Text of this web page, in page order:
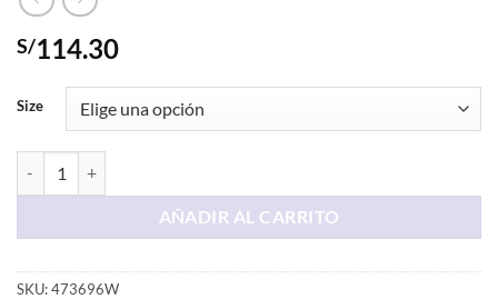
S/114.30
Size
AÑADIR AL CARRITO
SKU:473696W